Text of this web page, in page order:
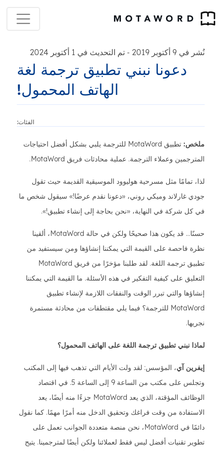
نُشر في 9 أكتوبر 2019 - تم التحديث في 1 أكتوبر 2024
دعونا نبني تطبيق ترجمة لغة
الهاتف المحمول!
الفئات:
ملخص:
تطبيق MotaWord للترجمة يلبي بشكل أفضل احتياجات
المترجمين وعملاء الترجمة. عملية محادثات فريق MotaWord.
لذا، تمامًا مثل مسرحية هوليوود الموسيقية القديمة حيث تقول
جودي غارلاند وميكي روني، «دعونا نقدم عرضًا!» سيقول شخص ما
في كل شركة في النهاية، «نحن بحاجة إلى إنشاء تطبيق!».
حسنًا... قد يكون هذا صحيحًا ولكن في حالة MotaWord، ألقينا
نظرة فاحصة على القيمة التي يمكننا إنشاؤها ومن سيستفيد من
تطبيق ترجمة اللغة. لقد طلبنا مؤخرًا من فريق MotaWord
التعليق على كيفية التفكير في هذه الأسئلة. ما القيمة التي يمكننا
إنشاؤها والتي تبرر الوقت والنفقات اللازمة لإنشاء تطبيق
MotaWord للترجمة؟ فيما يلي مقتطفات من محادثة مستمرة
نجريها.
لماذا نبني تطبيق ترجمة اللغة على الهاتف المحمول؟
إيفرين آي، المؤسس: لقد ولت الأيام التي تذهب فيها إلى المكتب
وتجلس على مكتب من الساعة 9 إلى الساعة 5. في اقتصاد
الوظائف المؤقتة، الذي يعد MotaWord جزءًا منه أيضًا، يعد
الاستفادة من وقت فراغك وتحقيق الدخل منه أمرًا مهمًا. كما نقول
دائمًا في MotaWord، نحن منصة متعددة الجوانب تعمل على
تطوير تقنيات أفضل ليس فقط لعملائنا ولكن أيضًا لمترجمينا. يتيح